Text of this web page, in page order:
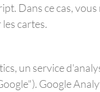
Dans ce cas, vous
cartes.
un service
Google